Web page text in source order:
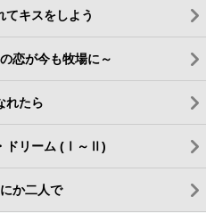
てキスをしよう
恋が今も牧場に～
れたら
ドリーム (Ⅰ～Ⅱ)
か二人で